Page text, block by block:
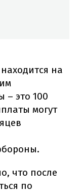
на
– это 100
могут
что после
по